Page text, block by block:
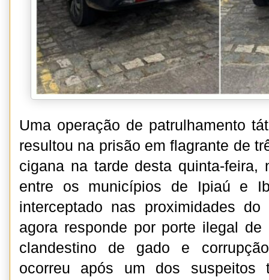
Uma operação de patrulhamento
resultou na prisão em flagrante de
cigana na tarde desta quinta-feira,
entre os municípios de Ipiaú e
interceptado nas proximidades
agora responde por porte ilegal
clandestino de gado e
ocorreu após um dos suspeitos